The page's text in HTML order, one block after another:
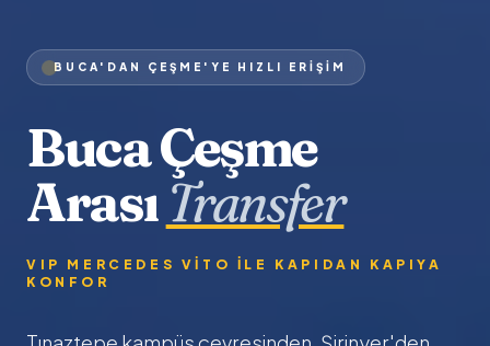
BUCA'DAN ÇEŞME'YE HIZLI ERIŞIM
Buca Çeşme
Arası Transfer
VIP MERCEDES VITO ILE KAPIDAN KAPIYA
KONFOR